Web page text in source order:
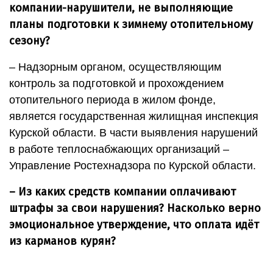
компании-нарушители, не выполняющие
планы подготовки к зимнему отопительному
сезону?
– Надзорным органом, осуществляющим
контроль за подготовкой и прохождением
отопительного периода в жилом фонде,
является государственная жилищная инспекция
Курской области. В части выявления нарушений
в работе теплоснабжающих организаций –
Управление Ростехнадзора по Курской области.
– Из каких средств компании оплачивают
штрафы за свои нарушения? Насколько верно
эмоциональное утверждение, что оплата идёт
из карманов курян?